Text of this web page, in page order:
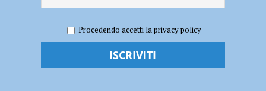
“L’amministrazione riprenda le trattative con la Difesa”
Pertite, Soresi (FdI): “L’amministrazione
Procedendo accetti la privacy policy